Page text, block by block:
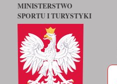
MINISTERSTWO
SPORTU I TURYSTYKI